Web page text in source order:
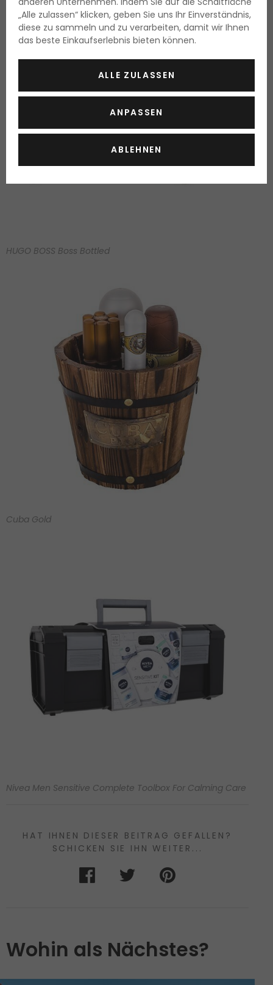
HUGO BOSS Boss Bottled
Cuba Gold
Nivea Men Sensitive Complete Toolbox For Calming Care
HAT IHNEN DIESER BEITRAG GEFALLEN?
SCHICKEN SIE IHN WEITER...
Wohin als Nächstes?
„Alle zulassen“ klicken, geben Sie uns Ihr Einverständnis,
diese zu sammeln und zu verarbeiten, damit wir Ihnen
das beste Einkaufserlebnis bieten können.
ALLE ZULASSEN
ANPASSEN
ABLEHNEN